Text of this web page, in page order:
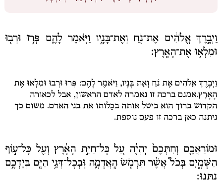
חסות
עברית
התחבר
וַיְבָ֣רֶךְ אֱלֹהִ֔ים אֶת־נֹ֖חַ וְאֶת־בָּנָ֑יו וַיֹּ֧אמֶר לָהֶ֛ם פְּר֥וּ וּרְב֖וּ
וּמִלְא֥וּ אֶת־הָאָֽרֶץ׃
וַיְבָרֶךְ אֱלֹהִים אֶת נֹחַ וְאֶת בָּנָיו, וַיֹּאמֶר לָהֶם: פְּרוּ וּרְבוּ וּמִלְאוּ אֶת
הָאָרֶץ.אמנם ברכה זו נאמרה לאדם הראשון, אבל לכאורה
הקדוש ברוך הוא ביטל אותה בכַלותו את בני האדם. משום כך
ניתנה כאן ברכה זו פעם נוספת.
וּמוֹרַאֲכֶ֤ם וְחִתְּכֶם֙ יִֽהְיֶ֔ה עַ֚ל כָּל־חַיַּ֣ת הָאָ֔רֶץ וְעַ֖ל כָּל־ע֣וֹף
הַשָּׁמָ֑יִם בְּכֹל֩ אֲשֶׁ֨ר תִּרְמֹ֧שׂ הָֽאֲדָמָ֛ה וּֽבְכָל־דְּגֵ֥י הַיָּ֖ם בְּיֶדְכֶ֥ם
נִתָּֽנוּ׃